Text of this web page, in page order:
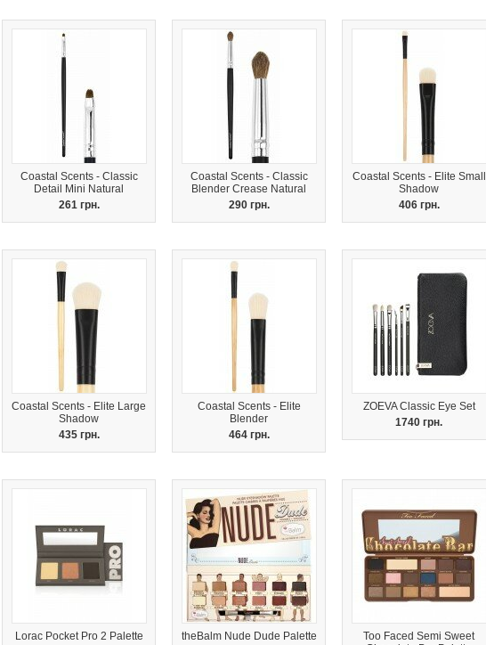
Coastal Scents - Classic
Detail Mini Natural
261 грн.
Coastal Scents - Classic
Blender Crease Natural
290 грн.
Coastal Scents - Elite Small
Shadow
406 грн.
Coastal Scents - Elite Large
Shadow
435 грн.
Coastal Scents - Elite
Blender
464 грн.
ZOEVA Classic Eye Set
1740 грн.
Lorac Pocket Pro 2 Palette
theBalm Nude Dude Palette
Too Faced Semi Sweet